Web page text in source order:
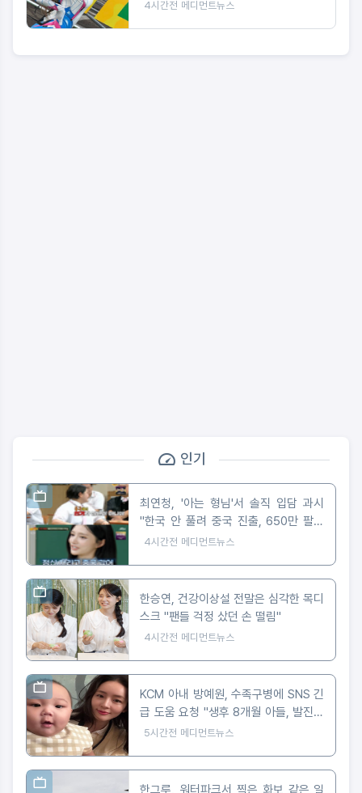
4시간전 메디먼트뉴스
인기
최연청, '아는 형님'서 솔직 입담 과시
"한국 안 풀려 중국 진출, 650만 팔로
워 대박"
4시간전 메디먼트뉴스
한승연, 건강이상설 전말은 심각한 목디
스크 "팬들 걱정 샀던 손 떨림"
4시간전 메디먼트뉴스
KCM 아내 방예원, 수족구병에 SNS 긴
급 도움 요청 "생후 8개월 아들, 발진에
마음 아파"
5시간전 메디먼트뉴스
한그루, 워터파크서 찍은 화보 같은 일